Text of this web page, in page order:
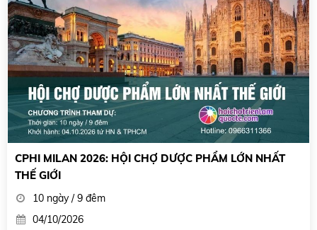
CPHI MILAN 2026: HỘI CHỢ DƯỢC PHẨM LỚN NHẤT
THẾ GIỚI
10 ngày / 9 đêm
04/10/2026